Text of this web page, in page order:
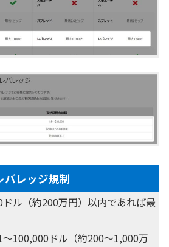
バレッジ規制
ル（約200万円）以内であれば最
100,000ドル（約200～1,000万